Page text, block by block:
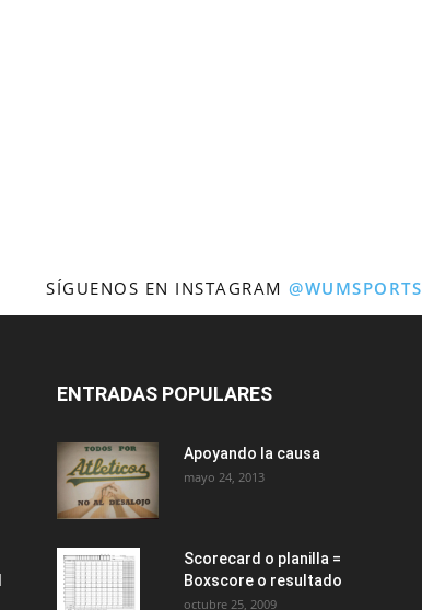
SÍGUENOS EN INSTAGRAM @WUMSPORTS
ENTRADAS POPULARES
Apoyando la causa
mayo 24, 2013
Scorecard o planilla =
Boxscore o resultado
octubre 25, 2009